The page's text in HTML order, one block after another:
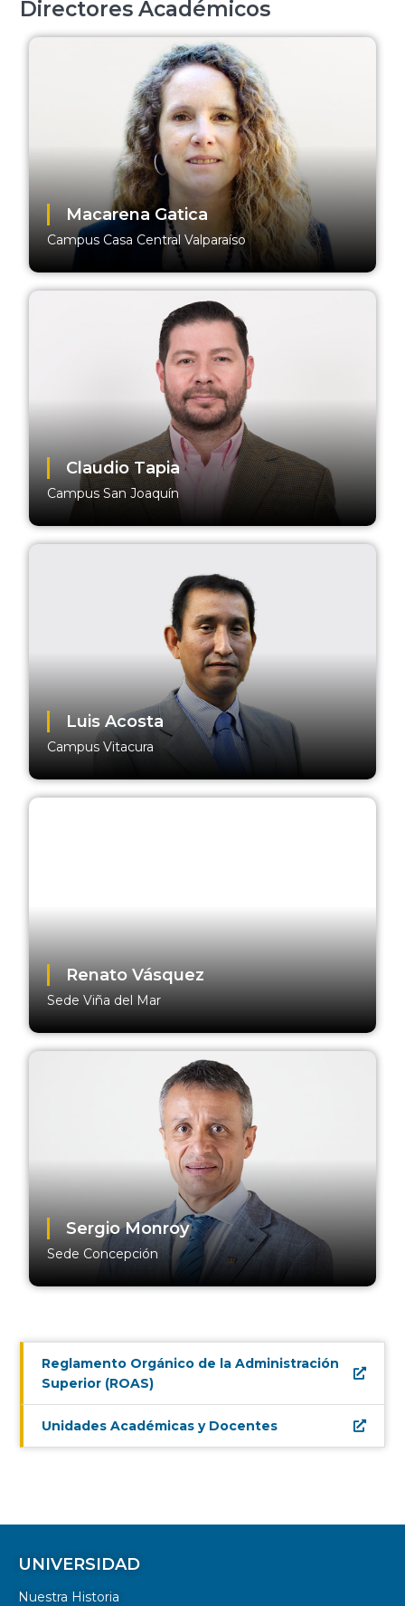
Directores Académicos
Macarena Gatica
Campus Casa Central Valparaíso
Claudio Tapia
Campus San Joaquín
Luis Acosta
Campus Vitacura
Renato Vásquez
Sede Viña del Mar
Sergio Monroy
Sede Concepción
Reglamento Orgánico de la Administración
Superior (ROAS)
Unidades Académicas y Docentes
UNIVERSIDAD
Nuestra Historia